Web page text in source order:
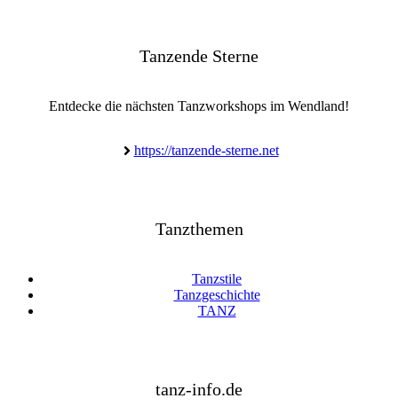
Tanzende Sterne
Entdecke die nächsten Tanzworkshops im Wendland!
https://tanzende-sterne.net
Tanzthemen
Tanzstile
Tanzgeschichte
TANZ
tanz-info.de